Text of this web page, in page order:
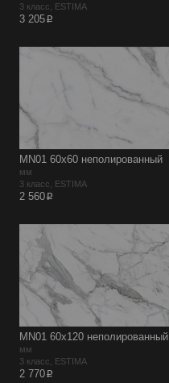
3 класс, ESTIMA
3 205p
MN01 60х60 неполированный
мм
3 класс, ESTIMA
2 560p
MN01 60х120 неполированный
мм
3 класс, ESTIMA
2 770p